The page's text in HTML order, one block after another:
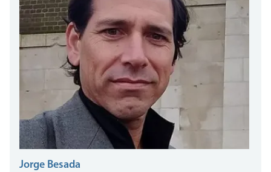
Jorge Besada